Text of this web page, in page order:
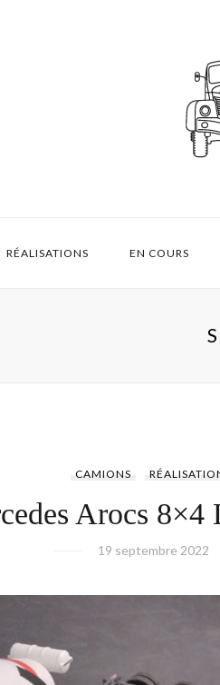
RÉALISATIONS EN COURS
CAMIONS
Arocs
19 septembre 2022